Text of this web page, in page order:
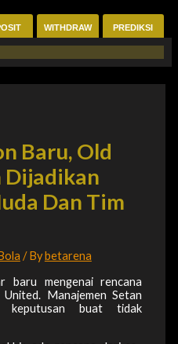
WITHDRAW PREDIKSI
Baru, Old
Dan Tim
/ Bybetarena
baru mengenai rencana
Manajemen Setan
keputusan buat tidak